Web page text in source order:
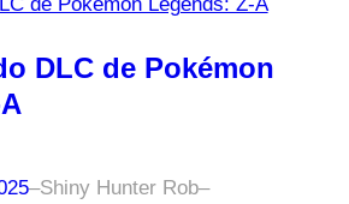
DLC de Pokémon
–Shiny Hunter Rob–